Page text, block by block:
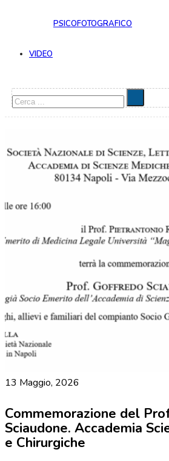
PSICOFOTOGRAFICO
VIDEO
Cerca
13 Maggio, 2026
Commemorazione del
Sciaudone. Accademia
e Chirurgiche